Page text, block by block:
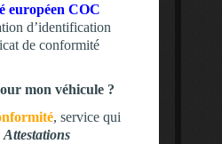
européen COC
d’identification
de conformité
mon véhicule ?
, service qui
Attestations